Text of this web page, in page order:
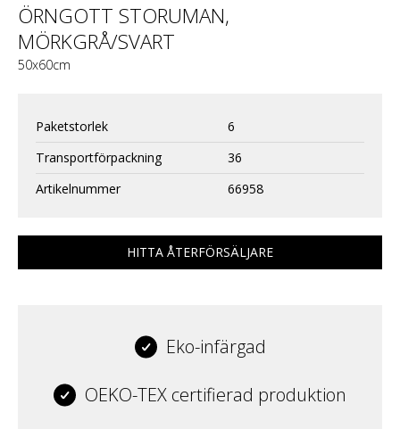
ÖRNGOTT STORUMAN,
MÖRKGRÅ/SVART
50x60cm
Paketstorlek
6
Transportförpackning
36
Artikelnummer
66958
HITTA ÅTERFÖRSÄLJARE
Eko-infärgad
OEKO-TEX certifierad produktion